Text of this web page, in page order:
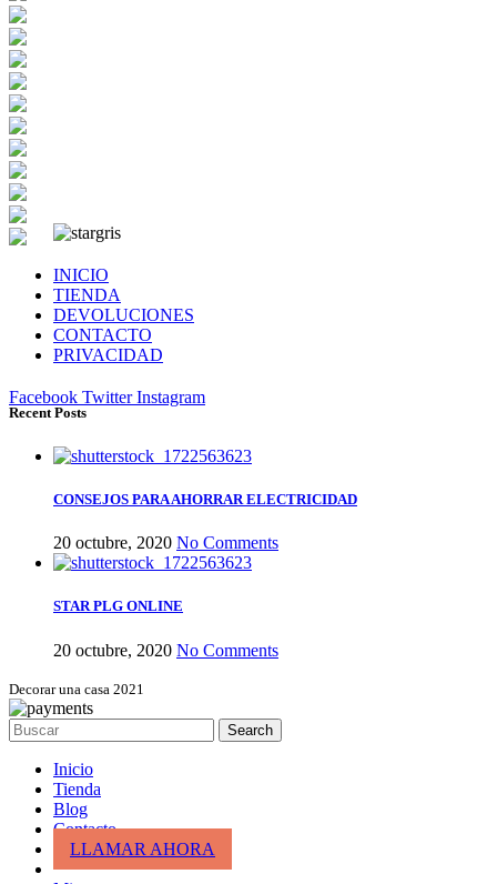
INICIO
TIENDA
DEVOLUCIONES
CONTACTO
PRIVACIDAD
Facebook Twitter Instagram
Recent Posts
CONSEJOS PARA AHORRAR ELECTRICIDAD
20 octubre, 2020 No Comments
STAR PLG ONLINE
20 octubre, 2020 No Comments
Decorar una casa 2021
Search
Inicio
Tienda
Blog
Contacto
LLAMAR AHORA